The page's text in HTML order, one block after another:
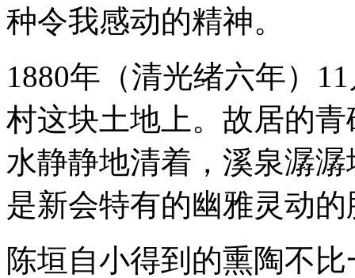
种令我感动的精神。
1880年（清光绪六年）
村这块土地上。故居的
水静静地清着，溪泉潺
是新会特有的幽雅灵动的
陈垣自小得到的熏陶不